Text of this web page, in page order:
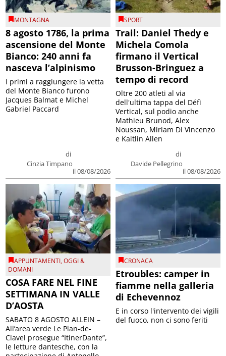
MONTAGNA
8 agosto 1786, la prima
ascensione del Monte
Bianco: 240 anni fa
nasceva l’alpinismo
di
Cinzia Timpano
il 08/08/2026
I primi a raggiungere la vetta
del Monte Bianco furono
Jacques Balmat e Michel
Gabriel Paccard
SPORT
Trail: Daniel Thedy e
Michela Comola
firmano il Vertical
Brusson-Bringuez a
tempo di record
di
Davide Pellegrino
il 08/08/2026
Oltre 200 atleti al via
dell'ultima tappa del Défì
Vertical, sul podio anche
Mathieu Brunod, Alex
Noussan, Miriam Di Vincenzo
e Kaitlin Allen
APPUNTAMENTI,OGGI &
DOMANI
COSA FARE NEL FINE
SETTIMANA IN VALLE
D’AOSTA
SABATO 8 AGOSTO ALLEIN –
All’area verde Le Plan-de-
Clavel prosegue “ItinerDante”,
le letture dantesche, con la
CRONACA
Etroubles: camper in
fiamme nella galleria
di Echevennoz
E in corso l'intervento dei vigili
del fuoco, non ci sono feriti